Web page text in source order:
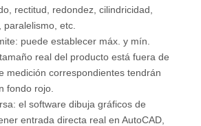
rectitud, redondez, cilindricidad,
etc.
puede establecer máx. y mín.
real del producto está fuera de
medición correspondientes tendrán
fondo rojo.
el software dibuja gráficos de
entrada directa real en AutoCAD,